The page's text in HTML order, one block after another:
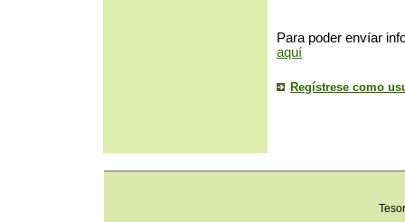
Para poder envíar
aquí
Regístrese como